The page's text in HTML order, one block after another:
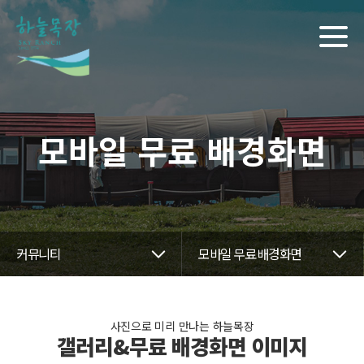
모바일 무료 배경화면
커뮤니티 모바일 무료 배경화면
사진으로 미리 만나는 하늘목장
갤러리&무료 배경화면 이미지